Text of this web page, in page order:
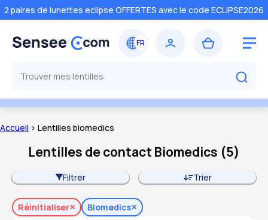
2 paires de lunettes eclipse OFFERTES avec le code ECLIPSE2026
Accueil > Lentilles biomedics
Lentilles de contact Biomedics (5)
Filtrer Trier
Réinitialiser Biomedics